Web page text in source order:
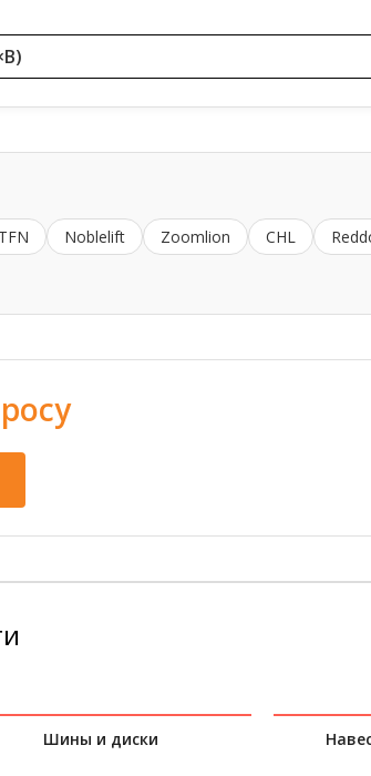
TFN Noblelift Zoomlion CHL
Шины и диски